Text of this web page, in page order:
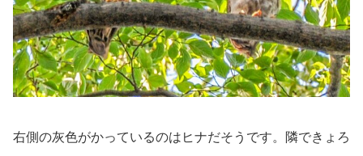
右側の灰色がかっているのはヒナだそうです。隣できょろ